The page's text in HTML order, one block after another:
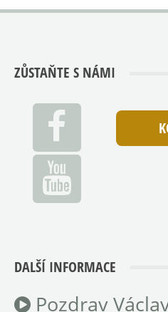
ZŮSTAŇTE S NÁMI
DALŠÍ INFORMACE
Pozdrav